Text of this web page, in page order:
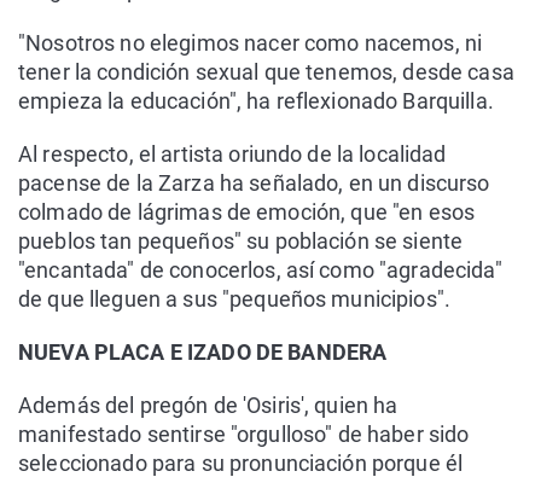
"Nosotros no elegimos nacer como nacemos, ni
tener la condición sexual que tenemos, desde casa
empieza la educación", ha reflexionado Barquilla.
Al respecto, el artista oriundo de la localidad
pacense de la Zarza ha señalado, en un discurso
colmado de lágrimas de emoción, que "en esos
pueblos tan pequeños" su población se siente
"encantada" de conocerlos, así como "agradecida"
de que lleguen a sus "pequeños municipios".
NUEVA PLACA E IZADO DE BANDERA
Además del pregón de 'Osiris', quien ha
manifestado sentirse "orgulloso" de haber sido
seleccionado para su pronunciación porque él